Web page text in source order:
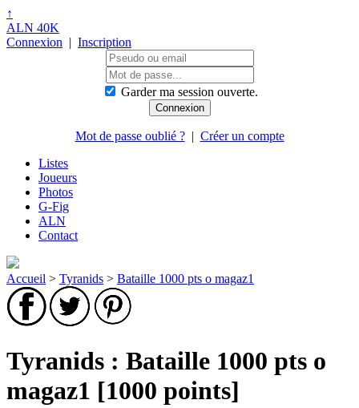
↑
ALN 40K
Connexion | Inscription
Garder ma session ouverte.
Mot de passe oublié ?| Créer un compte
Listes
Joueurs
Photos
G-Fig
ALN
Contact
Accueil > Tyranids > Bataille 1000 pts o magaz1
Tyranids : Bataille 1000 pts o
magaz1 [1000 points]